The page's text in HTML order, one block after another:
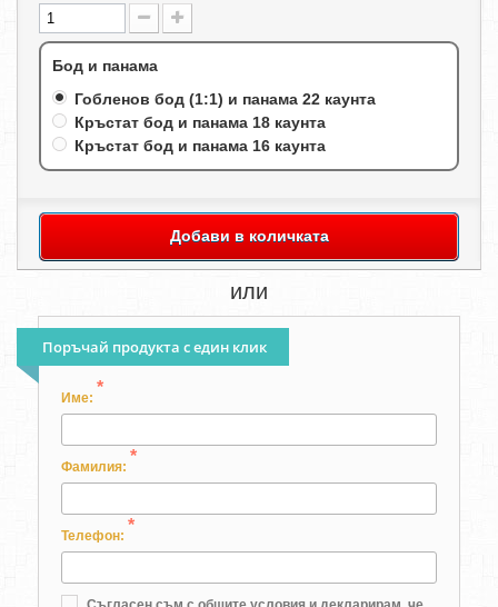
Бод и панама
Гобленов бод (1:1) и панама 22 каунта
Кръстат бод и панама 18 каунта
Кръстат бод и панама 16 каунта
Добави в количката
или
Поръчай продукта с един клик
Име:
*
Фамилия:
*
Телефон:
*